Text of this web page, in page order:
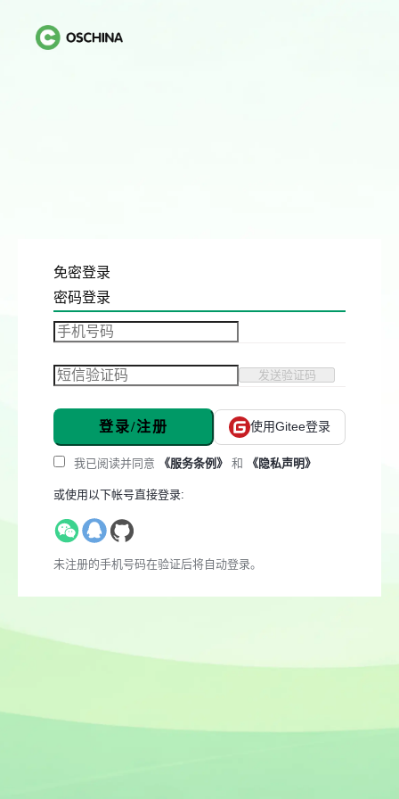
免密登录
密码登录
发送验证码
登录/注册 使用Gitee登录
我已阅读并同意 《服务条例》 和 《隐私声明》
或使用以下帐号直接登录:
未注册的手机号码在验证后将自动登录。